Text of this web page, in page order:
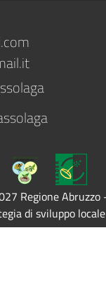
Regione Abruzzo
di sviluppo locale